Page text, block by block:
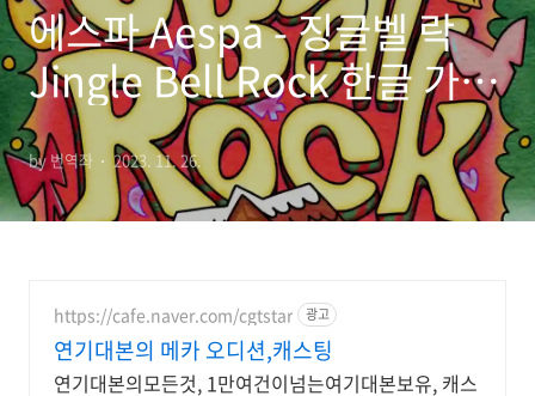
에스파 Aespa - 징글벨 락
Jingle Bell Rock 한글 가
사/해석/뜻/곡 정보
by 번역좌 2023. 11. 26.
https://cafe.naver.com/cgtstar 광고
연기대본의 메카 오디션,캐스팅
연기대본의모든것, 1만여건이넘는여기대본보유, 캐스